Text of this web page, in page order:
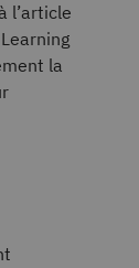
l’article
la